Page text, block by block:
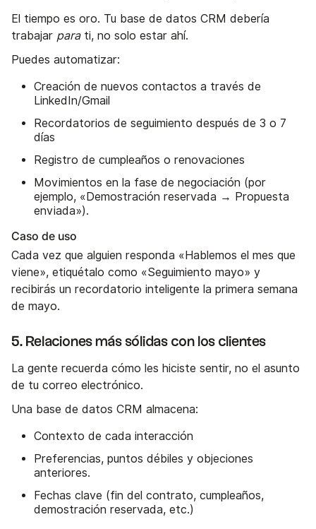
El tiempo es oro. Tu base de datos CRM debería
trabajar parati, no solo estar ahí.
Puedes automatizar:
Creación de nuevos contactos a través de
LinkedIn/Gmail
Recordatorios de seguimiento después de 3 o 7
días
Registro de cumpleaños o renovaciones
Movimientos en la fase de negociación (por
ejemplo, «Demostración reservada → Propuesta
enviada»).
Caso de uso
Cada vez que alguien responda «Hablemos el mes que
viene», etiquétalo como «Seguimiento mayo» y
recibirás un recordatorio inteligente la primera semana
de mayo.
5. Relaciones más sólidas con los clientes
La gente recuerda cómo les hiciste sentir, no el asunto
de tu correo electrónico.
Una base de datos CRM almacena:
Contexto de cada interacción
Preferencias, puntos débiles y objeciones
anteriores.
Fechas clave (fin del contrato, cumpleaños,
demostración reservada, etc.)